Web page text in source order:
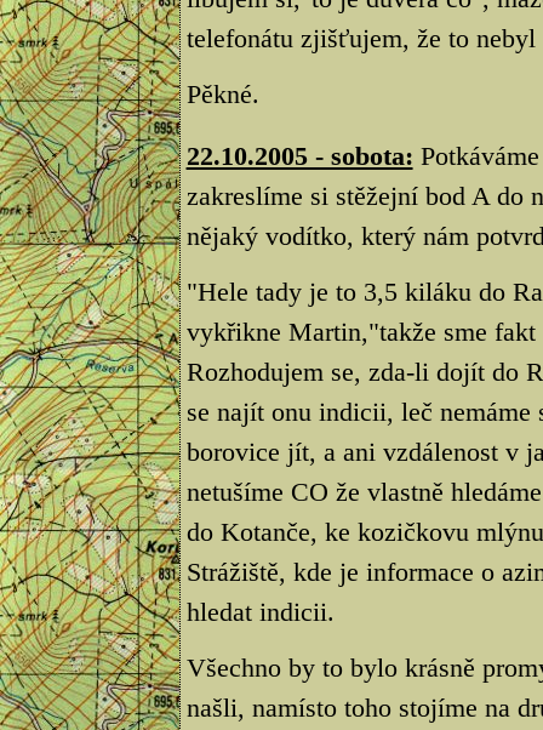
telefonátu zjišťujem, že to nebyl
Pěkné.
22.10.2005 - sobota:
zakreslíme si stěžejní bod A do
nějaký vodítko, který nám
"Hele tady je to 3,5 kiláku do
vykřikne Martin,"takže sme
Rozhodujem se, zda-li dojít do
se najít onu indicii, leč
borovice jít, a ani vzdálenost v
netušíme CO že vlastně
do Kotanče, ke kozičkovu
Strážiště, kde je informace o
hledat indicii.
Všechno by to bylo krásně
našli, namísto toho stojíme na